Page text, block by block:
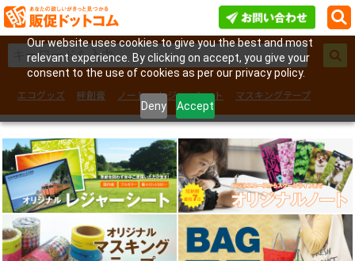
Our website uses cookies to give you the best and most
relevant experience. By clicking on accept, you give your
consent to the use of cookies as per our privacy policy.
Deny Accept
エコグッズ 絆創膏 ノート レジャーシート
マスキングテープ
フェイスシール